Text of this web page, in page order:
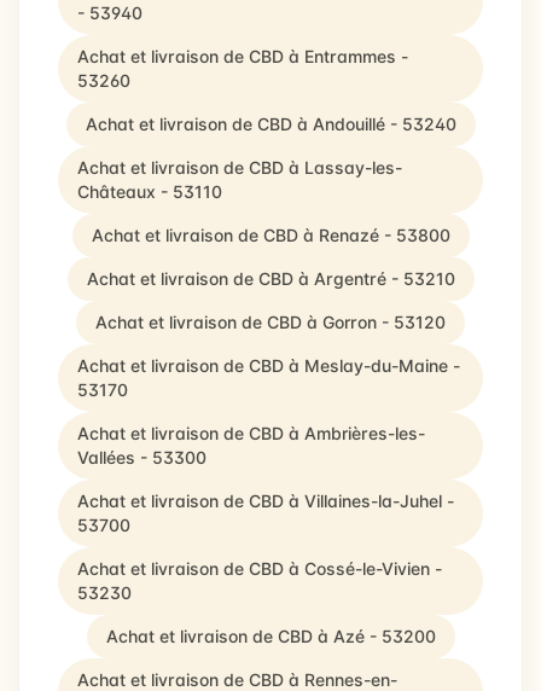
- 53940
Achat et livraison de CBD à Entrammes -
53260
Achat et livraison de CBD à Andouillé - 53240
Achat et livraison de CBD à Lassay-les-
Châteaux - 53110
Achat et livraison de CBD à Renazé - 53800
Achat et livraison de CBD à Argentré - 53210
Achat et livraison de CBD à Gorron - 53120
Achat et livraison de CBD à Meslay-du-Maine -
53170
Achat et livraison de CBD à Ambrières-les-
Vallées - 53300
Achat et livraison de CBD à Villaines-la-Juhel -
53700
Achat et livraison de CBD à Cossé-le-Vivien -
53230
Achat et livraison de CBD à Azé - 53200
Achat et livraison de CBD à Rennes-en-